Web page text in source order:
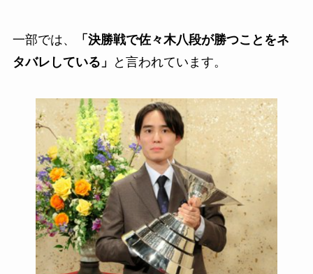
一部では、
「決勝戦で佐々木八段が勝つことをネ
タバレしている」
と言われています。